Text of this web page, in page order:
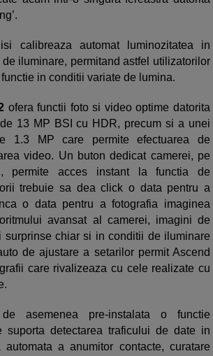
calibreaza automat luminozitatea in
iluminare, permitand astfel utilizatorilor
in conditii variate de lumina.
ofera functii foto si video optime datorita
13 MP BSI cu HDR, precum si a unei
1.3 MP care permite efectuarea de
video. Un buton dedicat camerei, pe
permite acces instant la functia de
trebuie sa dea click o data pentru a
o data pentru a fotografia imaginea
avansat al camerei, imagini de
surprinse chiar si in conditii de iluminare
de ajustare a setarilor permit Ascend
care rivalizeaza cu cele realizate cu
asemenea pre-instalata o functie
suporta detectarea traficului de date in
a anumitor contacte, curatare